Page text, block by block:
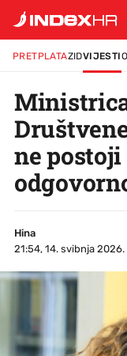
PRETPLATAZIDVIJESTI
ne
Hina
21:54, 14. svibnja 2026.